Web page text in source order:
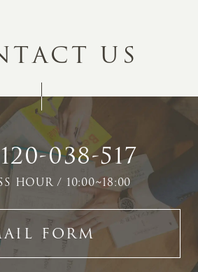
TACT US
038-517
HOUR / 10:00~18:00
FORM